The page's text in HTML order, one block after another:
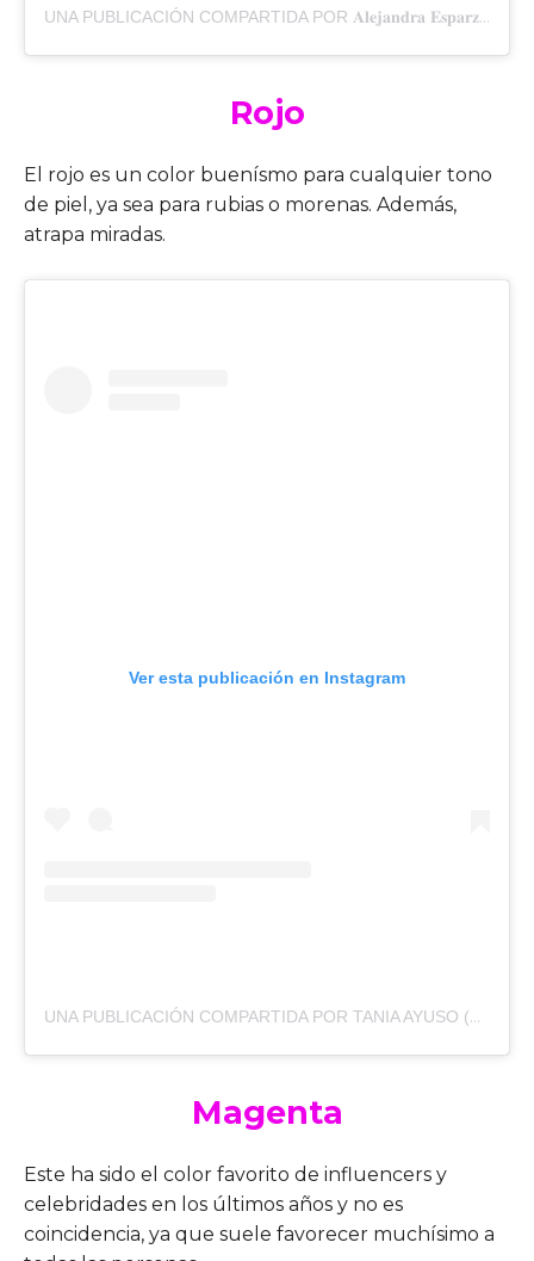
UNA PUBLICACIÓN COMPARTIDA POR 𝐀𝐥𝐞𝐣𝐚𝐧𝐝𝐫𝐚 𝐄𝐬𝐩𝐚𝐫𝐳𝐚 (@HEY_JANDRA)
Rojo
El rojo es un color buenísmo para cualquier tono
de piel, ya sea para rubias o morenas. Además,
atrapa miradas.
Ver esta publicación en Instagram
UNA PUBLICACIÓN COMPARTIDA POR TANIA AYUSO (@TANIA.AYUSO)
Magenta
Este ha sido el color favorito de influencers y
celebridades en los últimos años y no es
coincidencia, ya que suele favorecer muchísimo a